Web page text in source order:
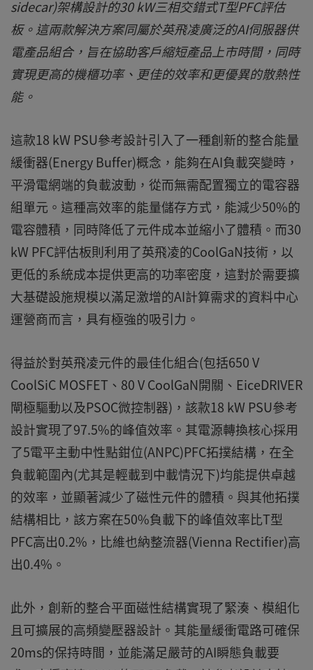
sidecar)架構設計的30 kW三相交錯式T型PFC評估
板。這兩款解決方案同屬於英飛凌廣泛的AI伺服器供
電產品組合，旨在協助客戶縮短產品上市時間，同時
實現更高的機櫃功率、更佳的效率和更優異的散熱性
能。
這款18 kW PSU參考設計引入了一種創新的整合能量
緩衝器(Energy Buffer)概念，能夠在AI負載突變時，
平滑電網端的負載波動，從而無需配置獨立的電容器
組單元。這種高效率的能量儲存方式，能減少50%的
電容體積，同時降低了元件成本並縮小了體積。而30
kW PFC評估板則利用了英飛凌的CoolGaN技術，以
更低的系統成本提供更高的功率密度，這對於需要擴
大基礎設施規模以滿足激增的AI計算需求的資料中心
運營商而言，具有極強的吸引力。
得益於對英飛凌元件的最佳化組合(包括650 V
CoolSiC MOSFET、80 V CoolGaN開關、EiceDRIVER
閘極驅動以及PSOC微控制器)，該款18 kW PSU參考
設計實現了97.5%的峰值效率。其電源轉換核心採用
了5電平主動中性點鉗位(ANPC)PFC拓撲結構，在全
負載範圍內(尤其是輕載到中載情況下)均能提供卓越
的效率，並顯著減少了磁性元件的體積。與其他拓撲
結構相比，該方案在50%負載下的峰值效率比T型
PFC高出0.2%，比維也納整流器(Vienna Rectifier)高
出0.4%。
此外，創新的整合平面磁性結構實現了緊湊、模組化
且可擴展的高頻變壓器設計。其能量緩衝電路可確保
20ms的保持時間，並能滿足嚴苛的AI瞬態負載要